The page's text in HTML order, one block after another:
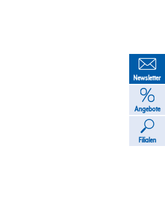
Newsletter
Angebote
Filialen